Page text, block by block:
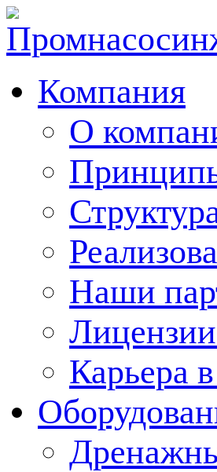
Компания
О
Наши
Карьера